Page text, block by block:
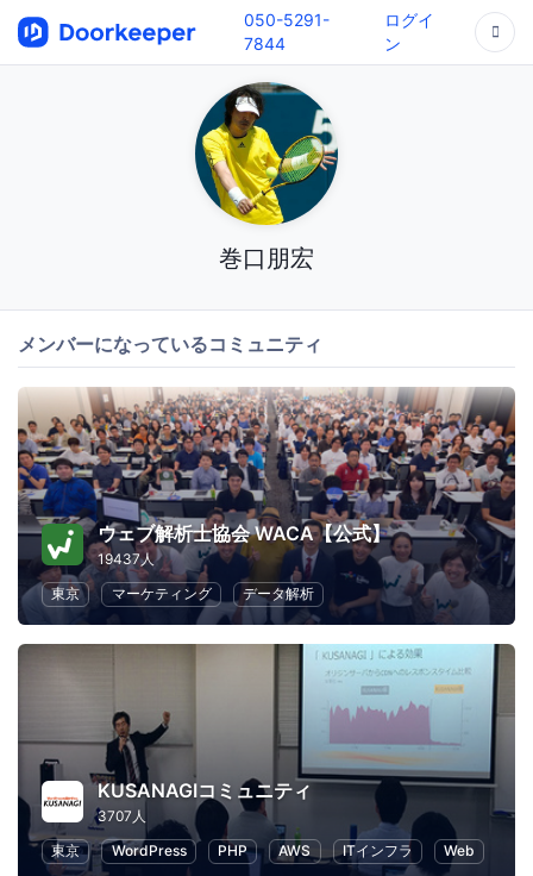
050-5291-
7844
ログイ
ン
巻口朋宏
メンバーになっているコミュニティ
ウェブ解析士協会 WACA【公式】
19437人
東京
マーケティング データ解析
KUSANAGIコミュニティ
3707人
東京
WordPress PHP AWS ITインフラ Web